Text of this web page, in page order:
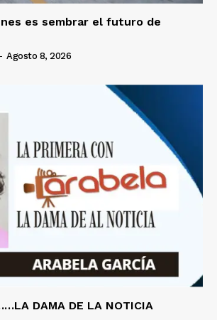
es sembrar el futuro de
- Agosto 8, 2026
DAMA DE LA NOTICIA